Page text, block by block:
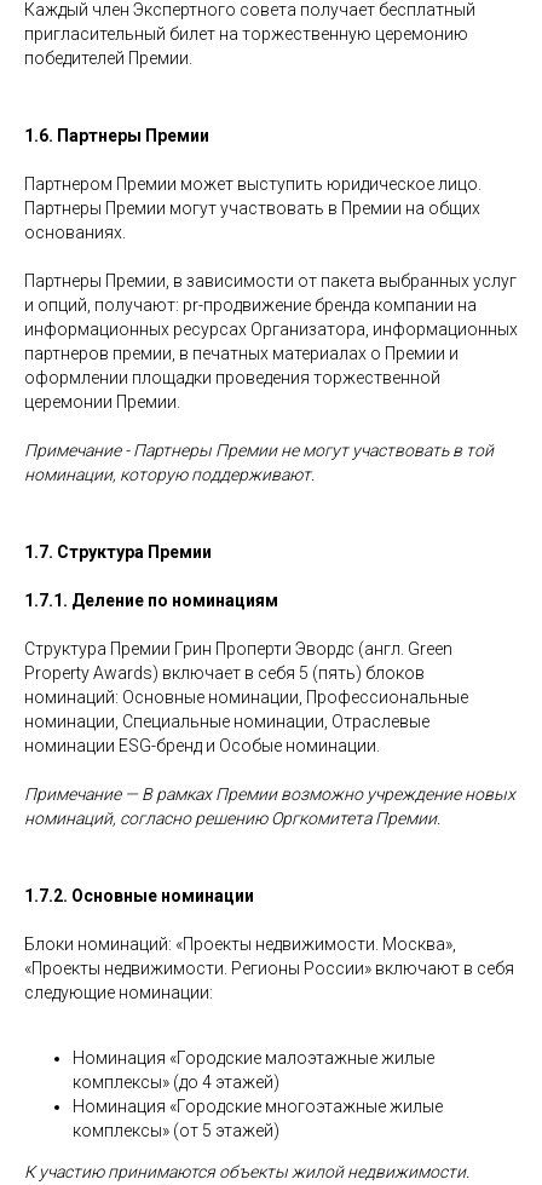
Каждый член Экспертного совета получает бесплатный
пригласительный билет на торжественную церемонию
победителей Премии.
1.6. Партнеры Премии
Партнером Премии может выступить юридическое лицо.
Партнеры Премии могут участвовать в Премии на общих
основаниях.
Партнеры Премии, в зависимости от пакета выбранных услуг
и опций, получают: pr-продвижение бренда компании на
информационных ресурсах Организатора, информационных
партнеров премии, в печатных материалах о Премии и
оформлении площадки проведения торжественной
церемонии Премии.
Примечание - Партнеры Премии не могут участвовать в той
номинации, которую поддерживают.
1.7. Структура Премии
1.7.1. Деление по номинациям
Структура Премии Грин Проперти Эвордс (англ. Green
Property Awards) включает в себя 5 (пять) блоков
номинаций: Основные номинации, Профессиональные
номинации, Специальные номинации, Отраслевые
номинации ESG-бренд и Особые номинации.
Примечание — В рамках Премии возможно учреждение новых
номинаций, согласно решению Оргкомитета Премии.
1.7.2. Основные номинации
Блоки номинаций: «Проекты недвижимости. Москва»,
«Проекты недвижимости. Регионы России» включают в себя
следующие номинации:
Номинация «Городские малоэтажные жилые
комплексы» (до 4 этажей)
Номинация «Городские многоэтажные жилые
комплексы» (от 5 этажей)
К участию принимаются объекты жилой недвижимости.